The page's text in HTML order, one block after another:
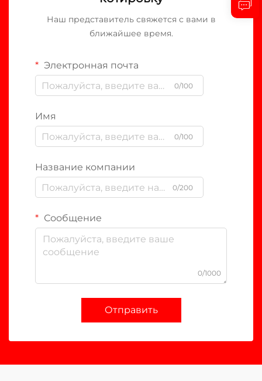
Наш представитель свяжется с вами в
ближайшее время.
Электронная почта
0/100
Имя
0/100
Название компании
0/200
Сообщение
0/1000
Отправить